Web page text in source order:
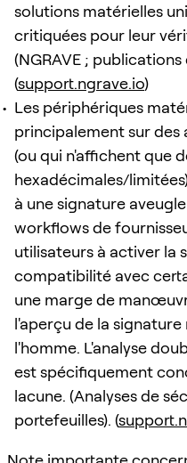
solutions matérielles
critiquées pour leur
(NGRAVE ;
(support.ngrave.io)
Les périphériques
principalement sur
(ou qui n'affichent que
hexadécimales/
à une signature
workflows de
utilisateurs à activer la
compatibilité avec
une marge de
l'aperçu de la
l'homme. L'analyse
est spécifiquement
lacune. (Analyses de
portefeuilles). (